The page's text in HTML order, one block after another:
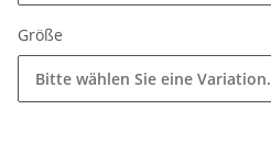
Größe
Bitte wählen Sie eine Variation.